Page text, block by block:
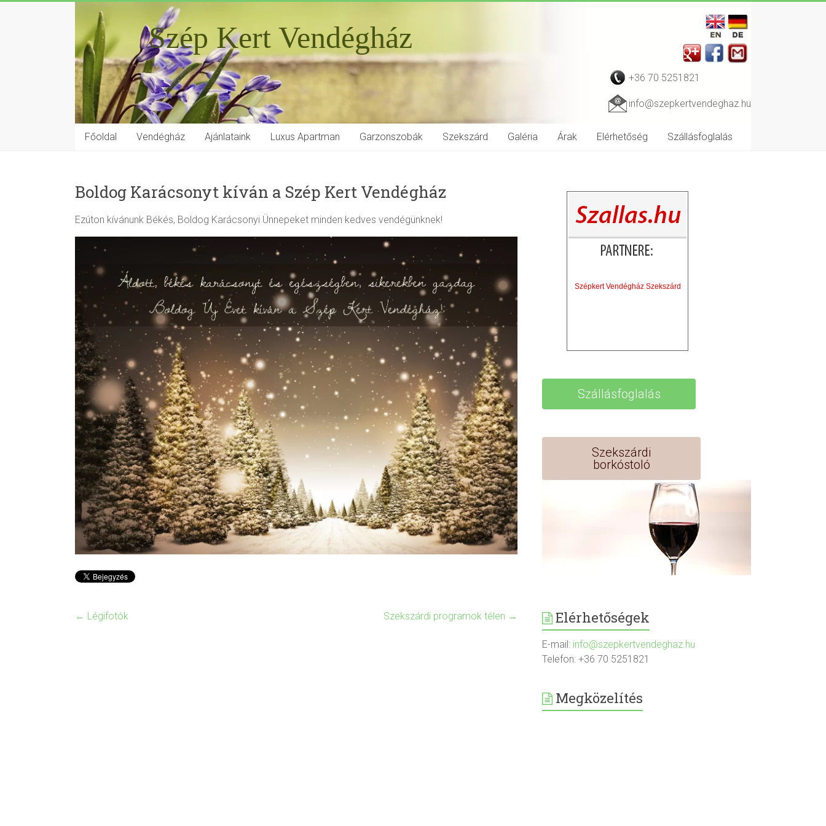
Szép Kert Vendégház
+36 70 5251821
info@szepkertvendeghaz.hu
Főoldal Vendégház Ajánlataink Luxus Apartman Garzonszobák Szekszárd Galéria Árak Elérhetőség Szállásfoglalás
Boldog Karácsonyt kíván a Szép Kert Vendégház
Ezúton kívánunk Békés, Boldog Karácsonyi Ünnepeket minden kedves vendégünknek!
← Légifotók Szekszárdi programok télen →
Szépkert Vendégház Szekszárd
Szállásfoglalás
Szekszárdi
borkóstoló
Elérhetőségek
E-mail: info@szepkertvendeghaz.hu
Telefon: +36 70 5251821
Megközelítés